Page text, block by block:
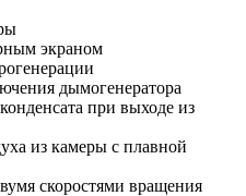
экраном
дымогенератора
при выходе из
из камеры с плавной
скоростями вращения